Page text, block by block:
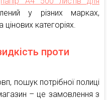
у різних марках,
цінових категоріях.
проти
пошук потрібної полиці
– це замовлення з